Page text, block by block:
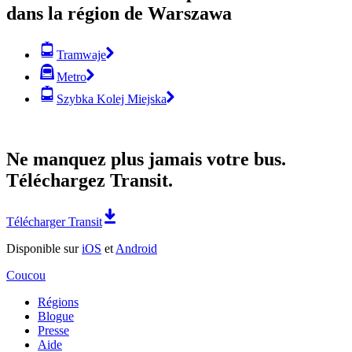
dans la région de Warszawa
Tramwaje
Metro
Szybka Kolej Miejska
Ne manquez plus jamais votre bus.
Téléchargez Transit.
Télécharger Transit
Disponible suriOS et Android
Coucou
Régions
Blogue
Presse
Aide